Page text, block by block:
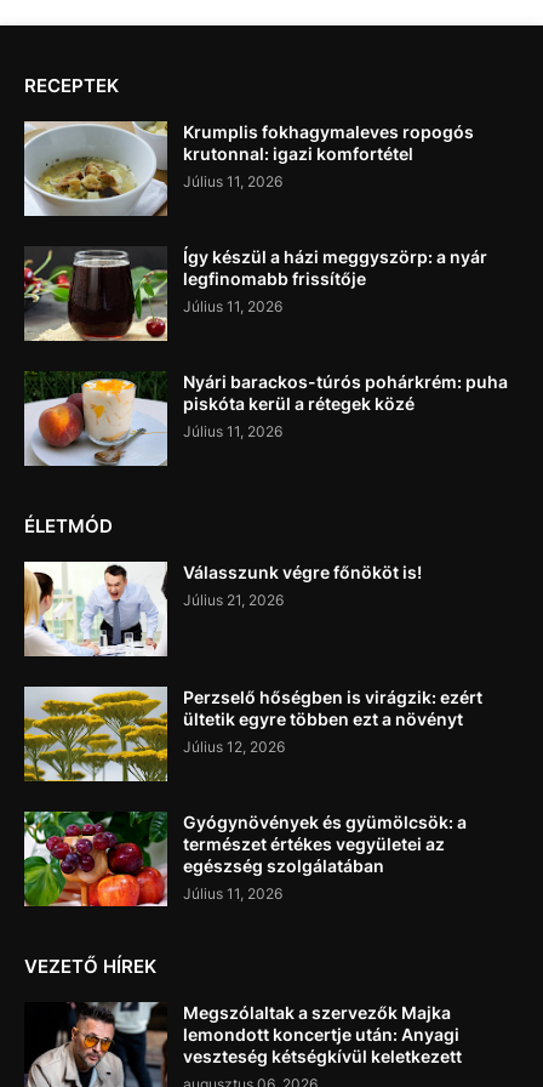
RECEPTEK
Krumplis fokhagymaleves ropogós
krutonnal: igazi komfortétel
Július 11, 2026
Így készül a házi meggyszörp: a nyár
legfinomabb frissítője
Július 11, 2026
Nyári barackos-túrós pohárkrém: puha
piskóta kerül a rétegek közé
Július 11, 2026
ÉLETMÓD
Válasszunk végre főnököt is!
Július 21, 2026
Perzselő hőségben is virágzik: ezért
ültetik egyre többen ezt a növényt
Július 12, 2026
Gyógynövények és gyümölcsök: a
természet értékes vegyületei az
egészség szolgálatában
Július 11, 2026
VEZETŐ HÍREK
Megszólaltak a szervezők Majka
lemondott koncertje után: Anyagi
veszteség kétségkívül keletkezett